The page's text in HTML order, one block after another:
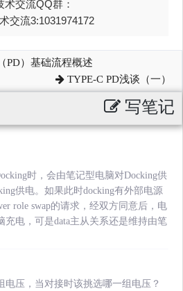
交流QQ群：
交流3:1031974172
PD）基础流程概述
TYPE-C PD浅谈（一）
写笔记
时，会由笔记型电脑对Docking供
供电。如果此时docking有外部电源
role swap的请求，经双方同意后，电
充电，可是data主从关系还是维持由笔
电压，当对接时该挑选哪一组电压？